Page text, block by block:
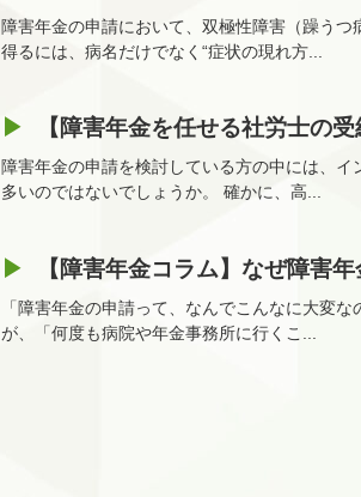
障害年金の申請において、双極性障害（躁う
得るには、病名だけでなく“症状の現れ方...
【障害年金を任せる社労士の受
障害年金の申請を検討している方の中には、
多いのではないでしょうか。 確かに、高...
【障害年金コラム】なぜ障害
「障害年金の申請って、なんでこんなに大変
が、「何度も病院や年金事務所に行くこ...